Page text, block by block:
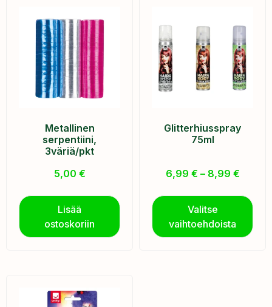
Metallinen
serpentiini,
3väriä/pkt
5,00 €
Lisää
ostoskoriin
Glitterhiusspray
75ml
6,99 € – 8,99 €
Valitse
vaihtoehdoista